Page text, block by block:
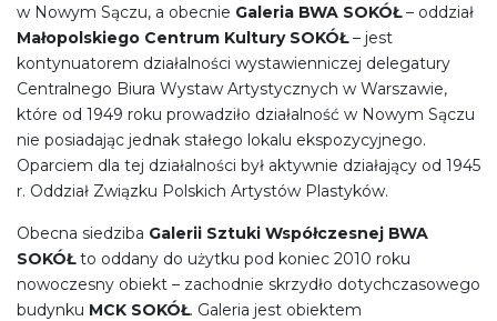
w Nowym Sączu, a obecnie Galeria BWA SOKÓŁ– oddział
Małopolskiego Centrum Kultury SOKÓŁ– jest
kontynuatorem działalności wystawienniczej delegatury
Centralnego Biura Wystaw Artystycznych w Warszawie,
które od 1949 roku prowadziło działalność w Nowym Sączu
nie posiadając jednak stałego lokalu ekspozycyjnego.
Oparciem dla tej działalności był aktywnie działający od 1945
r. Oddział Związku Polskich Artystów Plastyków.
Obecna siedziba Galerii Sztuki Współczesnej BWA
SOKÓŁto oddany do użytku pod koniec 2010 roku
nowoczesny obiekt – zachodnie skrzydło dotychczasowego
budynku MCK SOKÓŁ. Galeria jest obiektem